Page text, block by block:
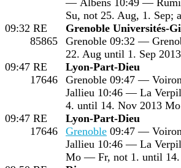
Su, not 25. Aug, 1. Sep;
09:32 RE
85865
Grenoble Universités-
Grenoble 09:32 —
22. Aug until 1. Sep
09:47 RE
17646
Lyon-Part-Dieu
Grenoble 09:47 —
Jallieu 10:46 — La
4. until 14. Nov 2013
09:47 RE
17646
Lyon-Part-Dieu
Grenoble 09:47 —
Jallieu 10:46 — La
Mo — Fr, not 1. until 14.